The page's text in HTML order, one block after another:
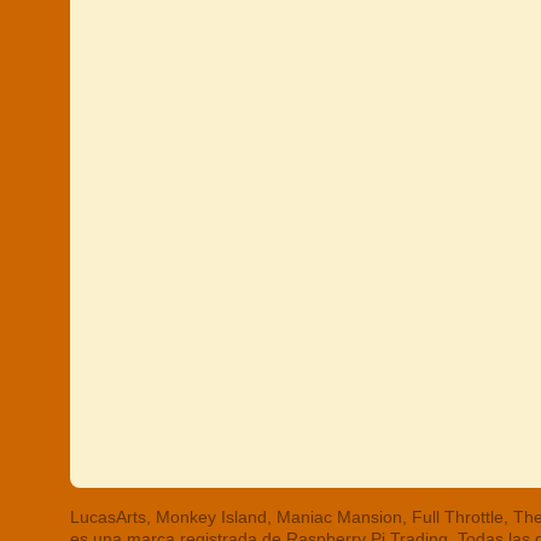
LucasArts, Monkey Island, Maniac Mansion, Full Throttle,